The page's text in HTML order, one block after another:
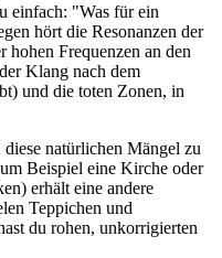
einfach: "Was für ein
hört die Resonanzen der
hohen Frequenzen an den
Klang nach dem
und die toten Zonen, in
natürlichen Mängel zu
Beispiel eine Kirche oder
erhält eine andere
Teppichen und
du rohen, unkorrigierten